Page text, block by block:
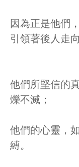
因為正是他們
引領著後人走
他們所堅信的
爍不滅；
他們的心靈，
縛。